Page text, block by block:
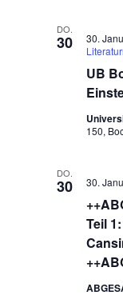
DO.
30
UB
30.
150,
DO.
30
Teil
30.